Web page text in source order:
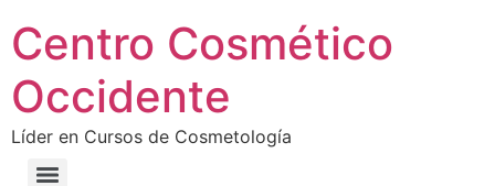
Centro Cosmético
Occidente
Líder en Cursos de Cosmetología